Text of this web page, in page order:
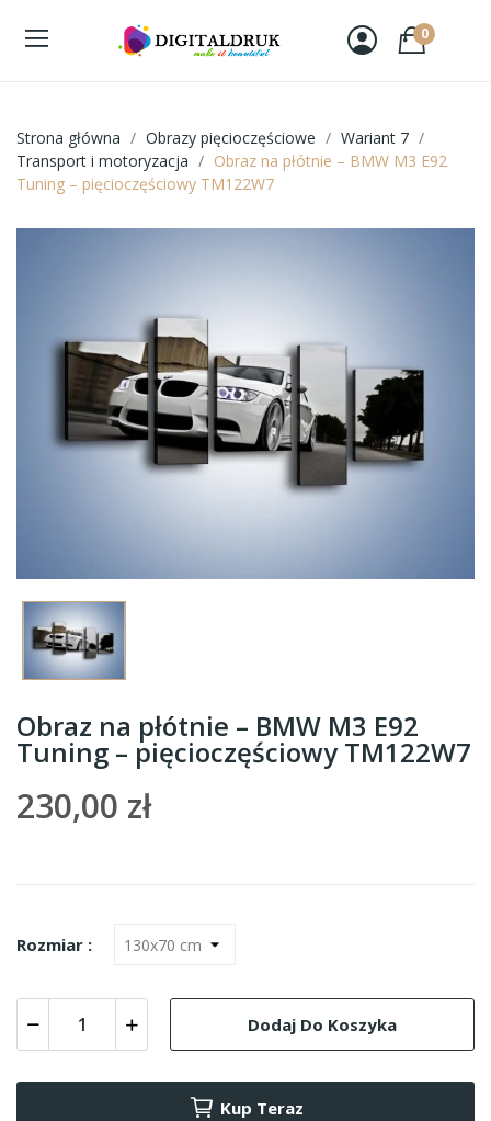
0
Strona główna Obrazy pięcioczęściowe
Wariant 7
Transport i motoryzacja
Obraz na płótnie – BMW M3 E92
Tuning – pięcioczęściowy TM122W7
Obraz na płótnie – BMW M3 E92
Tuning – pięcioczęściowy TM122W7
230,00 zł
Rozmiar :
Dodaj Do Koszyka
Kup Teraz